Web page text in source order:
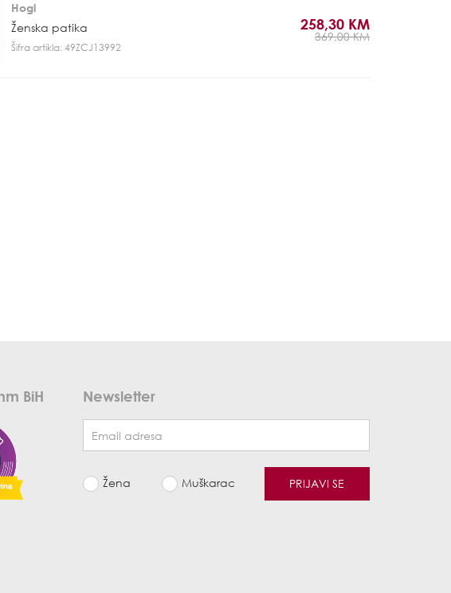
Hogl
Ženska patika
Šifra artikla: 49ZCJ13992
258,30 KM
369,00 KM
BiH Newsletter
Žena Muškarac PRIJAVI SE